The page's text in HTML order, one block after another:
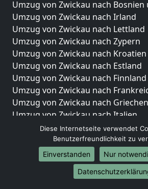
Umzug von Zwickau nach
Umzug von Zwickau nach Irland
Umzug von Zwickau nach Lettland
Umzug von Zwickau nach Zypern
Umzug von Zwickau nach Kroatien
Umzug von Zwickau nach Estland
Umzug von Zwickau nach Finnland
Umzug von Zwickau nach
Umzug von Zwickau nach
Umzug von Zwickau nach Italien
Umzug von Zwickau nach
Umzug von Zwickau nach
Umzug von Zwickau nach
Umzug von Zwickau nach
Umzüge-Deutschlandweit
Diese Internetseite verwendet
Benutzerfreundlichkeit zu
Einverstanden
Nur